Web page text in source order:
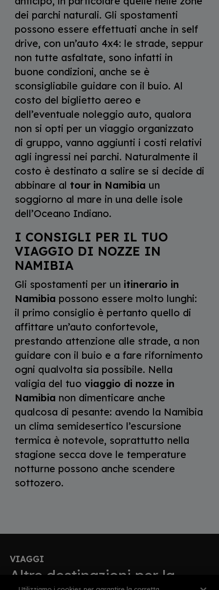
dei parchi naturali. Gli spostamenti
possono essere effettuati anche in self
drive, con un’auto 4x4: le strade, seppur
non tutte asfaltate, sono infatti in
buone condizioni, anche se è
sconsigliabile guidare con il buio. Al
costo del biglietto aereo e
dell’eventuale noleggio auto, qualora
non si opti per un viaggio organizzato
di gruppo, vanno aggiunti i costi relativi
agli ingressi nei parchi. Naturalmente il
costo è destinato a salire se si decide di
abbinare al tour in Namibia un
soggiorno al mare in una delle isole
dell’Oceano Indiano.
I CONSIGLI PER IL TUO
VIAGGIO DI NOZZE IN
NAMIBIA
Gli spostamenti per un itinerario in
Namibia possono essere molto lunghi:
il primo consiglio è pertanto quello di
affittare un’auto confortevole,
prestando attenzione alle strade, a non
guidare con il buio e a fare rifornimento
ogni qualvolta sia possibile. Nella
valigia del tuo viaggio di nozze in
Namibia non dimenticare anche
qualcosa di pesante: avendo la Namibia
un clima semidesertico l’escursione
termica è notevole, soprattutto nella
stagione secca dove le temperature
notturne possono anche scendere
sottozero.
VIAGGI
Altre destinazioni per la